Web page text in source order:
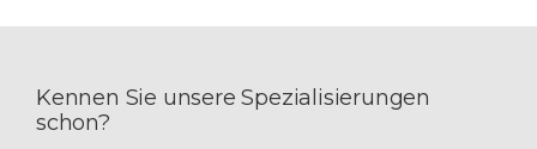
Kennen Sie unsere Spezialisierungen
schon?